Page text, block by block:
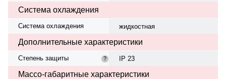
Система охлаждения
Система охлаждения жидкостная
Дополнительные характеристики
Степень защиты ? IP 23
Массо-габаритные характеристики